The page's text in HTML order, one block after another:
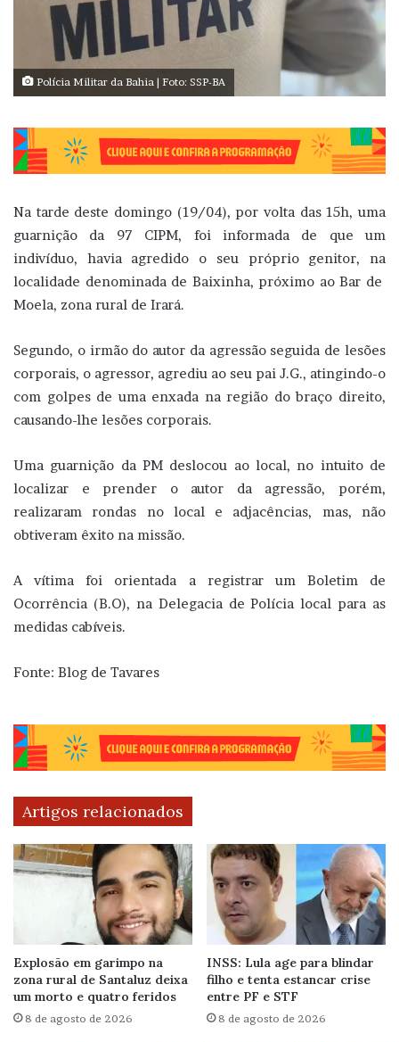
Polícia Militar da Bahia | Foto: SSP-BA
Na tarde deste domingo (19/04), por volta das 15h, uma
guarnição da 97 CIPM, foi informada de que um
indivíduo, havia agredido o seu próprio genitor, na
localidade denominada de Baixinha, próximo ao Bar de
Moela, zona rural de Irará.
Segundo, o irmão do autor da agressão seguida de lesões
corporais, o agressor, agrediu ao seu pai J.G., atingindo-o
com golpes de uma enxada na região do braço direito,
causando-lhe lesões corporais.
Uma guarnição da PM deslocou ao local, no intuito de
localizar e prender o autor da agressão, porém,
realizaram rondas no local e adjacências, mas, não
obtiveram êxito na missão.
A vítima foi orientada a registrar um Boletim de
Ocorrência (B.O), na Delegacia de Polícia local para as
medidas cabíveis.
Fonte: Blog de Tavares
Artigos relacionados
Explosão em garimpo na
zona rural de Santaluz deixa
um morto e quatro feridos
8 de agosto de 2026
INSS: Lula age para blindar
filho e tenta estancar crise
entre PF e STF
8 de agosto de 2026